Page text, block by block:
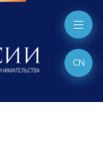
CN